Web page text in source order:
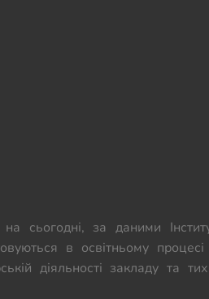
сьогодні, за даними
в освітньому
діяльності закладу та